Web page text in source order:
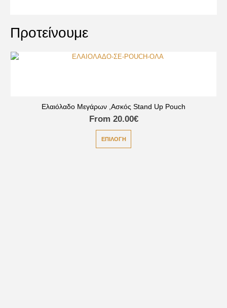
Προτείνουμε
Ελαιόλαδο Μεγάρων ,Ασκός Stand Up Pouch
From 20.00€
ΕΠΙΛΟΓΉ